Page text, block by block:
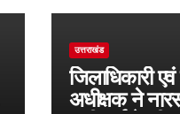
उत्तराखंड
जिलाधिकारी
अधीक्षक ने